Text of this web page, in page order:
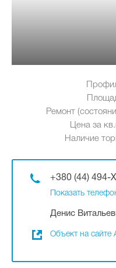
Ремонт
Цена за
Наличие
+380 (44) 494-
Показать
Денис
Объект на сайте